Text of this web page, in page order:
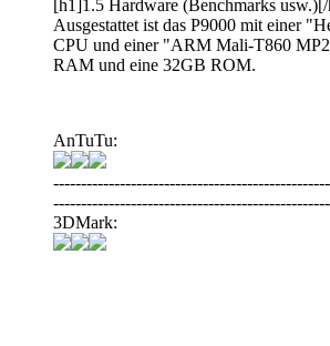
[h1]1.5 Hardware (Benchmarks usw.)[/
Ausgestattet ist das P9000 mit einer
CPU und einer "ARM Mali-T860
RAM und eine 32GB ROM.
AnTuTu:
3DMark: